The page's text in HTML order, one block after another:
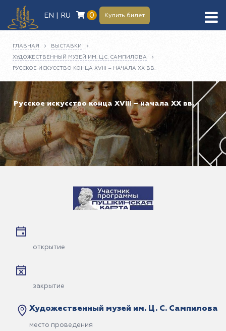
EN | RU 0 Купить билет
ГЛАВНАЯ
ВЫСТАВКИ
ХУДОЖЕСТВЕННЫЙ МУЗЕЙ ИМ. Ц.С. САМПИЛОВА
РУССКОЕ ИСКУССТВО КОНЦА XVIII – НАЧАЛА XX ВВ.
Русское искусство конца XVIII – начала XX вв.
открытие
закрытие
Художественный музей им. Ц. С. Сампилова
место проведения